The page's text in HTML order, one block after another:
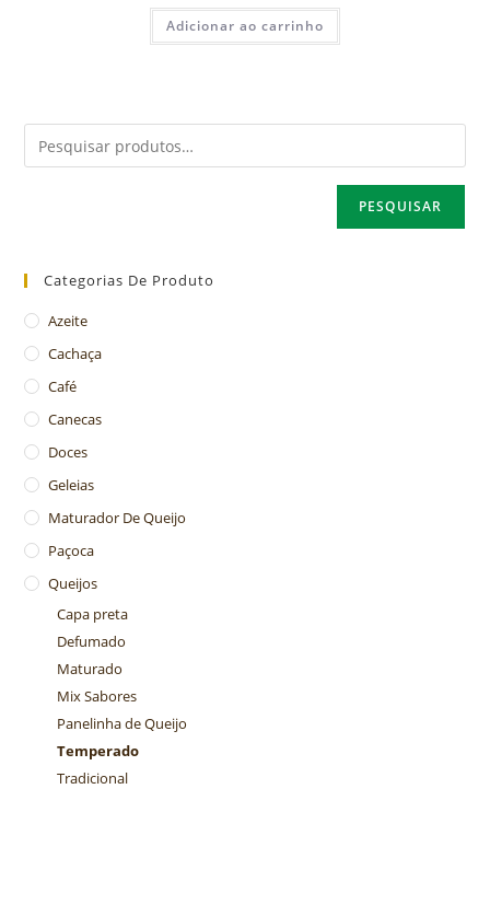
Adicionar ao carrinho
PESQUISAR
Categorias De Produto
Azeite
Cachaça
Café
Canecas
Doces
Geleias
Maturador De Queijo
Paçoca
Queijos
Capa preta
Defumado
Maturado
Mix Sabores
Panelinha de Queijo
Temperado
Tradicional